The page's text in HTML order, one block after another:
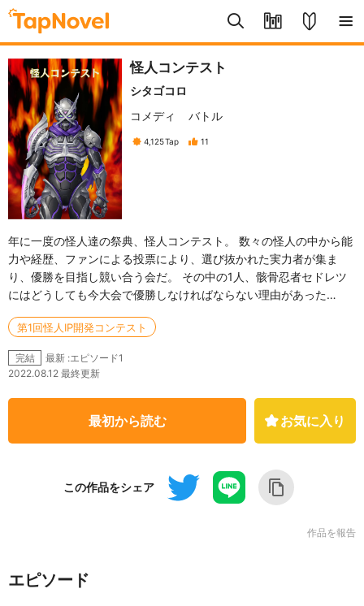
怪人コンテスト
シタゴコロ
コメディ
バトル
4,125Tap 11
年に一度の怪人達の祭典、怪人コンテスト。 数々の怪人の中から能
力や経歴、ファンによる投票により、選び抜かれた実力者が集ま
り、優勝を目指し競い合う会だ。 その中の1人、骸骨忍者セドレツ
にはどうしても今大会で優勝しなければならない理由があった…
第1回怪人IP開発コンテスト
完結
最新 :エピソード1
2022.08.12 最終更新
最初から読む お気に入り
この作品をシェア
作品を報告
エピソード